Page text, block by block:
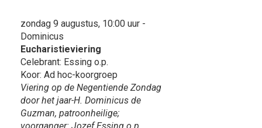
zondag 9 augustus, 10:00 uur -
Dominicus
Eucharistieviering
Celebrant: Essing o.p.
Koor: Ad hoc-koorgroep
Viering op de Negentiende Zondag
door het jaar-H. Dominicus de
Guzman, patroonheilige;